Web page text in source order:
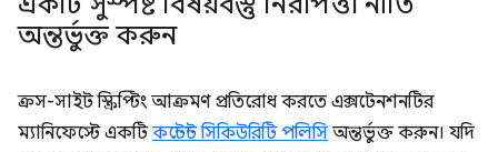
অন্তর্ভুক্ত করুন
ক্রস-সাইট স্ক্রিপ্টিং আক্রমণ প্রতিরোধ করতে এক্সটেনশনটির
ম্যানিফেস্টে একটিকন্টেন্ট সিকিউরিটি পলিসি অন্তর্ভুক্ত করুন। যদি